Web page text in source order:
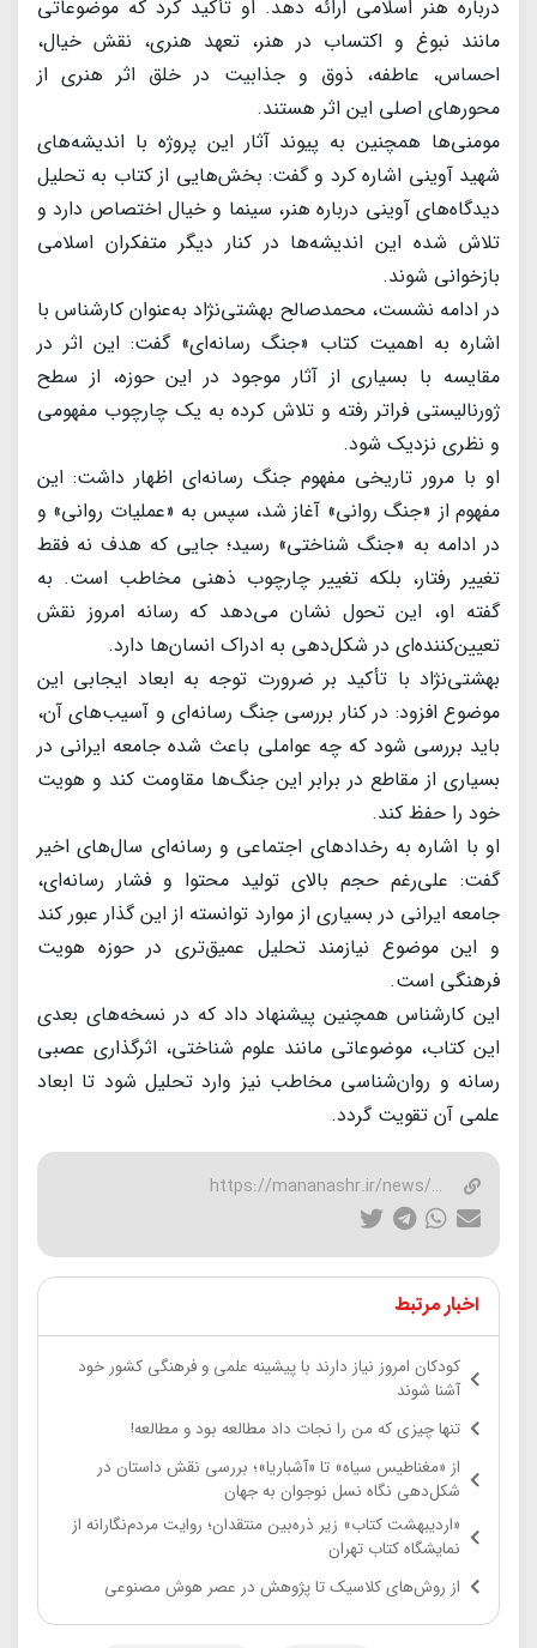
درباره هنر اسلامی ارائه دهد. او تأکید کرد که موضوعاتی
مانند نبوغ و اکتساب در هنر، تعهد هنری، نقش خیال،
احساس، عاطفه، ذوق و جذابیت در خلق اثر هنری از
محورهای اصلی این اثر هستند.
مومنی‌ها همچنین به پیوند آثار این پروژه با اندیشه‌های
شهید آوینی اشاره کرد و گفت: بخش‌هایی از کتاب به تحلیل
دیدگاه‌های آوینی درباره هنر، سینما و خیال اختصاص دارد و
تلاش شده این اندیشه‌ها در کنار دیگر متفکران اسلامی
بازخوانی شوند.
در ادامه نشست، محمدصالح بهشتی‌نژاد به‌عنوان کارشناس با
اشاره به اهمیت کتاب «جنگ رسانه‌ای» گفت: این اثر در
مقایسه با بسیاری از آثار موجود در این حوزه، از سطح
ژورنالیستی فراتر رفته و تلاش کرده به یک چارچوب مفهومی
و نظری نزدیک شود.
او با مرور تاریخی مفهوم جنگ رسانه‌ای اظهار داشت: این
مفهوم از «جنگ روانی» آغاز شد، سپس به «عملیات روانی» و
در ادامه به «جنگ شناختی» رسید؛ جایی که هدف نه فقط
تغییر رفتار، بلکه تغییر چارچوب ذهنی مخاطب است. به
گفته او، این تحول نشان می‌دهد که رسانه امروز نقش
تعیین‌کننده‌ای در شکل‌دهی به ادراک انسان‌ها دارد.
بهشتی‌نژاد با تأکید بر ضرورت توجه به ابعاد ایجابی این
موضوع افزود: در کنار بررسی جنگ رسانه‌ای و آسیب‌های آن،
باید بررسی شود که چه عواملی باعث شده جامعه ایرانی در
بسیاری از مقاطع در برابر این جنگ‌ها مقاومت کند و هویت
خود را حفظ کند.
او با اشاره به رخدادهای اجتماعی و رسانه‌ای سال‌های اخیر
گفت: علی‌رغم حجم بالای تولید محتوا و فشار رسانه‌ای،
جامعه ایرانی در بسیاری از موارد توانسته از این گذار عبور کند
و این موضوع نیازمند تحلیل عمیق‌تری در حوزه هویت
فرهنگی است.
این کارشناس همچنین پیشنهاد داد که در نسخه‌های بعدی
این کتاب، موضوعاتی مانند علوم شناختی، اثرگذاری عصبی
رسانه و روان‌شناسی مخاطب نیز وارد تحلیل شود تا ابعاد
علمی آن تقویت گردد.
https://mananashr.ir/news/37031/
اخبار مرتبط
کودکان امروز نیاز دارند با پیشینه علمی و فرهنگی کشور خود
آشنا شوند
تنها چیزی که من را نجات داد مطالعه بود و مطالعه!
از «مغناطیس سیاه» تا «آشباریا»؛ بررسی نقش داستان در
شکل‌دهی نگاه نسل نوجوان به جهان
«اردیبهشت کتاب» زیر ذره‌بین منتقدان؛ روایت مردم‌نگارانه از
نمایشگاه کتاب تهران
از روش‌های کلاسیک تا پژوهش در عصر هوش مصنوعی